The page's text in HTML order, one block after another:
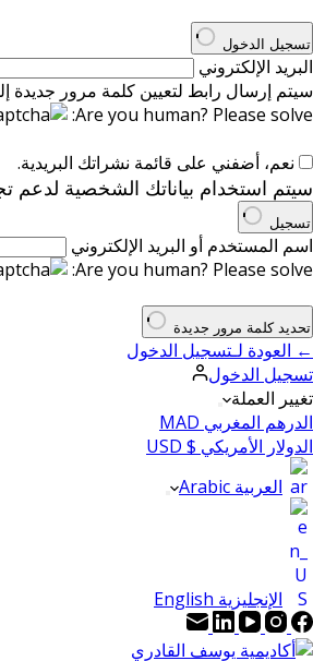
تسجيل الدخول
البريد الإلكتروني
سيتم إرسال رابط لتعيين كلمة مرور جديدة
Are you human? Please solve:
نعم، أضفني على قائمة نشراتك البريدية.
سيتم استخدام بياناتك الشخصية لدعم
تسجيل
اسم المستخدم أو البريد الإلكتروني
Are you human? Please solve:
تحديد كلمة مرور جديدة
← العودة لـتسجيل الدخول
تسجيل الدخول
تغيير العملة
الدرهم المغربي MAD
الدولار الأمريكي $ USD
العربية Arabic
الإنجليزية English